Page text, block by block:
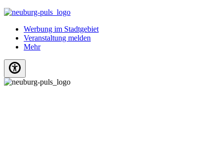
Werbung im Stadtgebiet
Veranstaltung melden
Mehr